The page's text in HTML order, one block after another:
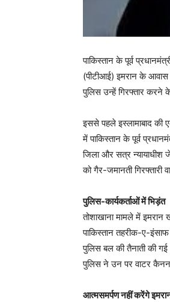
पाकिस्तान के पूर्व
(पीटीआई) इमरान के आवास
पुलिस उन्हें गिरफ्तार करने
इससे पहले इस्लामाबाद की
में पाकिस्तान के पूर्व
जिला और सत्र न्यायाधीश
को गैर-जमानती गिरफ्तारी
पुलिस-कार्यकर्ताओं में भिड़ंत
तोशाखाना मामले में
पाकिस्तान तहरीक-ए-
पुलिस बल की तैनाती की
पुलिस ने उन पर वाटर कैनन
आत्मसमर्पण नहीं करेंगे